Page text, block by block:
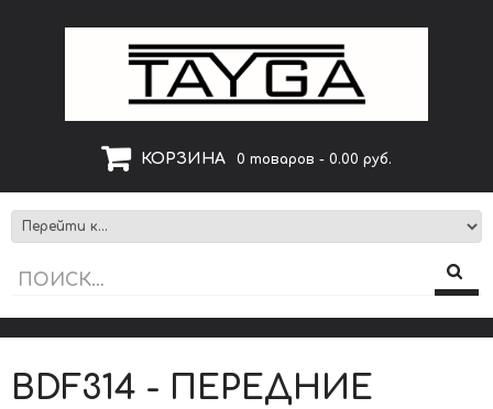
КОРЗИНА 0 товаров - 0.00 руб.
BDF314 - ПЕРЕДНИЕ